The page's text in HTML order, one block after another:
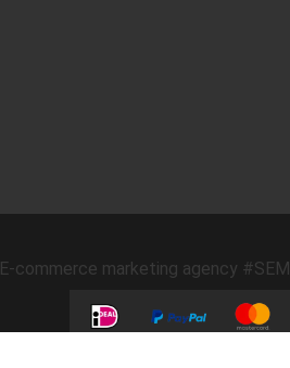
E-commerce marketing agency #SEM